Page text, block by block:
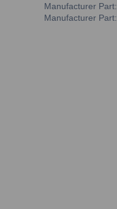
Manufacturer Part:
Manufacturer Part: